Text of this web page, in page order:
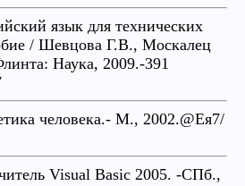
язык для технических
/ Шевцова Г.В., Москалец
Наука, 2009.-391
человека.- М., 2002.@Ея7/
Visual Basic 2005. -СПб.,